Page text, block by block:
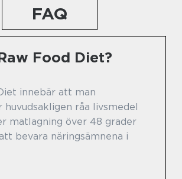
FAQ
Food Diet?
innebär att man
huvudsakligen råa livsmedel
matlagning över 48 grader
bevara näringsämnena i